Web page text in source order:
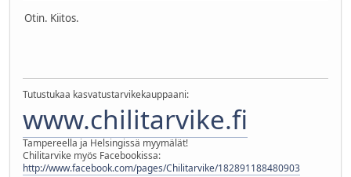
Otin. Kiitos.
Tutustukaa kasvatustarvikekauppaani:
www.chilitarvike.fi
Tampereella ja Helsingissä myymälät!
Chilitarvike myös Facebookissa:
http://www.facebook.com/pages/Chilitarvike/182891188480903